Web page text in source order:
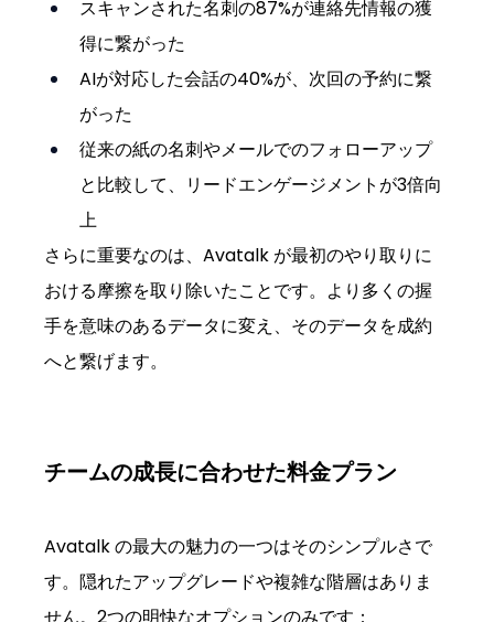
スキャンされた名刺の87%が連絡先情報の獲
得に繋がった
AIが対応した会話の40%が、次回の予約に繋
がった
従来の紙の名刺やメールでのフォローアップ
と比較して、リードエンゲージメントが3倍向
上
さらに重要なのは、Avatalk が最初のやり取りに
おける摩擦を取り除いたことです。より多くの握
手を意味のあるデータに変え、そのデータを成約
へと繋げます。
チームの成長に合わせた料金プラン
Avatalk の最大の魅力の一つはそのシンプルさで
す。隠れたアップグレードや複雑な階層はありま
せん。2つの明快なオプションのみです：